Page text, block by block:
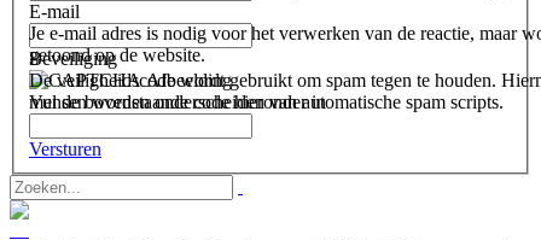
E-mail
Je e-mail adres is nodig voor het verwerken van de reactie, maar
getoond op de website.
Beveiliging
De veiligheidscode wordt gebruikt om spam tegen te houden.
mensen worden onderscheiden van automatische spam scripts.
Vul de bovenstaande code hieronder in
Versturen